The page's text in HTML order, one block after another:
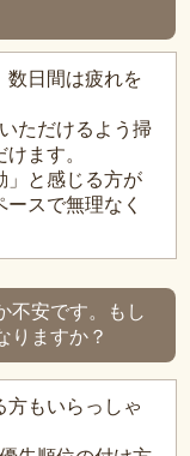
数日間は疲れを
ただけるよう掃
ます。
」と感じる方が
スで無理なく
不安です。もし
りますか？
方もいらっしゃ